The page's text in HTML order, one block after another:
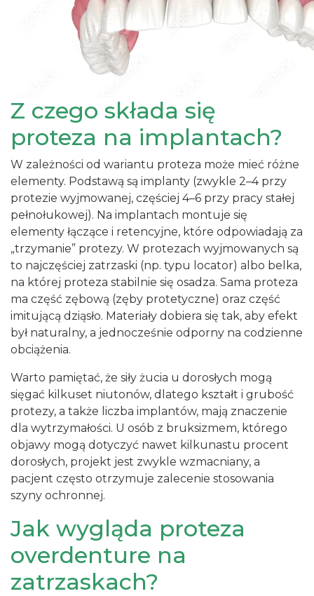
Z czego składa się
proteza na implantach?
W zależności od wariantu proteza może mieć różne
elementy. Podstawą są implanty (zwykle 2–4 przy
protezie wyjmowanej, częściej 4–6 przy pracy stałej
pełnołukowej). Na implantach montuje się
elementy łączące i retencyjne, które odpowiadają za
„trzymanie” protezy. W protezach wyjmowanych są
to najczęściej zatrzaski (np. typu locator) albo belka,
na której proteza stabilnie się osadza. Sama proteza
ma część zębową (zęby protetyczne) oraz część
imitującą dziąsło. Materiały dobiera się tak, aby efekt
był naturalny, a jednocześnie odporny na codzienne
obciążenia.
Warto pamiętać, że siły żucia u dorosłych mogą
sięgać kilkuset niutonów, dlatego kształt i grubość
protezy, a także liczba implantów, mają znaczenie
dla wytrzymałości. U osób z bruksizmem, którego
objawy mogą dotyczyć nawet kilkunastu procent
dorosłych, projekt jest zwykle wzmacniany, a
pacjent często otrzymuje zalecenie stosowania
szyny ochronnej.
Jak wygląda proteza
overdenture na
zatrzaskach?